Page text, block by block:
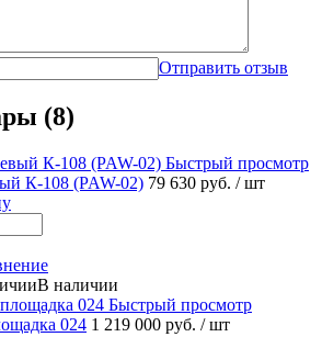
Отправить отзыв
(8)
Быстрый просмотр
К-108 (PAW-02) 79 630 руб. / шт
В наличии
Быстрый просмотр
024 1 219 000 руб. / шт